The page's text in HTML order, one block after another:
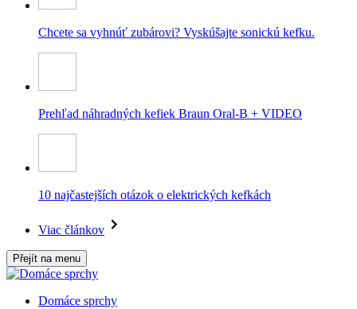
Chcete sa vyhnúť zubárovi? Vyskúšajte sonickú kefku.
Prehľad náhradných kefiek Braun Oral-B + VIDEO
10 najčastejších otázok o elektrických kefkách
Viac článkov
Přejít na menu
Domáce sprchy